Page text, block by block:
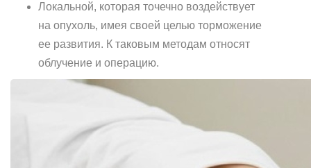
Локальной, которая точечно воздействует
на опухоль, имея своей целью торможение
ее развития. К таковым методам относят
облучение и операцию.